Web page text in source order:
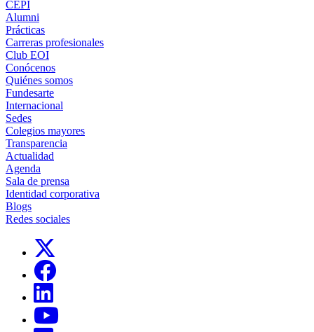
CEPI
Alumni
Prácticas
Carreras profesionales
Club EOI
Conócenos
Quiénes somos
Fundesarte
Internacional
Sedes
Colegios mayores
Transparencia
Actualidad
Agenda
Sala de prensa
Identidad corporativa
Blogs
Redes sociales
Links, Opens in this window
Links, Opens in this window